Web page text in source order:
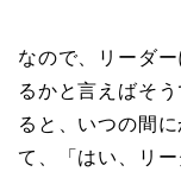
なので、リーダ
るかと言えばそ
ると、いつの間
て、「はい、リ